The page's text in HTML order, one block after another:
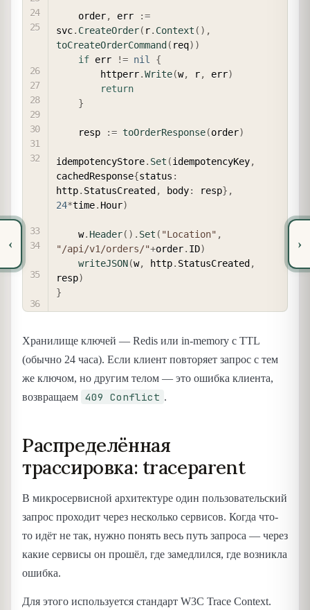
‹
    order
, err
:=
svc. CreateOrder( r. Context ( ) ,
toCreateOrderCommand ( req) )
if err != nil
{
        httperr
.Write(w, r, err)
return
}
    resp
:= toOrderResponse(order)
idempotencyStore. Set (idempotencyKey,
cachedResponse{status :
http. StatusCreated , body: resp} ,
24*time. Hour)
    w
. Header( ) . Set ( "Location" ,
"/api/v1/orders/"+order. ID)
writeJSON(w, http. StatusCreated ,
resp)
}
Хранилище ключей — Redis или in-memory с TTL
(обычно 24 часа). Если клиент повторяет запрос с тем
же ключом, но другим телом — это ошибка клиента,
возвращаем 409 Conflict .
Распределённая
трассировка: traceparent
В микросервисной архитектуре один пользовательский
запрос проходит через несколько сервисов. Когда что-
то идёт не так, нужно понять весь путь запроса — через
какие сервисы он прошёл, где замедлился, где возникла
ошибка.
Для этого используется стандарт W3C Trace Context.
›